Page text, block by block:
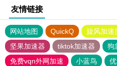
友情链接
网站地图 QuickQ 旋风加速
坚果加速器
tiktok加速器
狗
免费vqn外网加速
小蓝鸟